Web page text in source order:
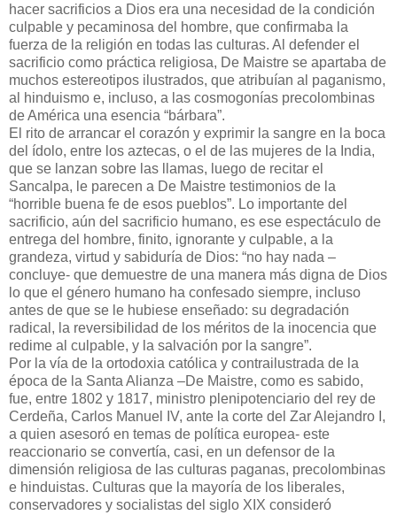
hacer sacrificios a Dios era una necesidad de la condición
culpable y pecaminosa del hombre, que confirmaba la
fuerza de la religión en todas las culturas. Al defender el
sacrificio como práctica religiosa, De Maistre se apartaba de
muchos estereotipos ilustrados, que atribuían al paganismo,
al hinduismo e, incluso, a las cosmogonías precolombinas
de América una esencia “bárbara”.
El rito de arrancar el corazón y exprimir la sangre en la boca
del ídolo, entre los aztecas, o el de las mujeres de la India,
que se lanzan sobre las llamas, luego de recitar el
Sancalpa, le parecen a De Maistre testimonios de la
“horrible buena fe de esos pueblos”. Lo importante del
sacrificio, aún del sacrificio humano, es ese espectáculo de
entrega del hombre, finito, ignorante y culpable, a la
grandeza, virtud y sabiduría de Dios: “no hay nada –
concluye- que demuestre de una manera más digna de Dios
lo que el género humano ha confesado siempre, incluso
antes de que se le hubiese enseñado: su degradación
radical, la reversibilidad de los méritos de la inocencia que
redime al culpable, y la salvación por la sangre”.
Por la vía de la ortodoxia católica y contrailustrada de la
época de la Santa Alianza –De Maistre, como es sabido,
fue, entre 1802 y 1817, ministro plenipotenciario del rey de
Cerdeña, Carlos Manuel IV, ante la corte del Zar Alejandro I,
a quien asesoró en temas de política europea- este
reaccionario se convertía, casi, en un defensor de la
dimensión religiosa de las culturas paganas, precolombinas
e hinduistas. Culturas que la mayoría de los liberales,
conservadores y socialistas del siglo XIX consideró